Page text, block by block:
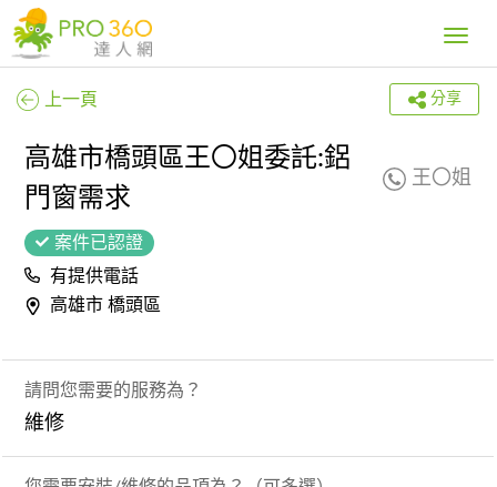
Toggle
上一頁 分享
高雄市橋頭區王〇姐委託:鋁
門窗需求
王〇姐
案件已認證
有提供電話
高雄市 橋頭區
請問您需要的服務為？
維修